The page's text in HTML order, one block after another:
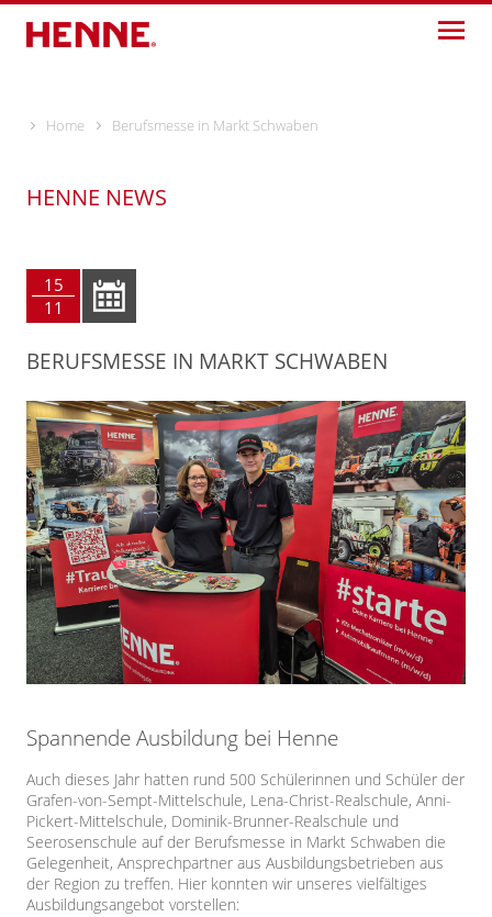
Skip
content
Home Berufsmesse in Markt Schwaben
HENNE NEWS
15
11
BERUFSMESSE IN MARKT SCHWABEN
Spannende Ausbildung bei Henne
Auch dieses Jahr hatten rund 500 Schülerinnen und Schüler der
Grafen-von-Sempt-Mittelschule, Lena-Christ-Realschule, Anni-
Pickert-Mittelschule, Dominik-Brunner-Realschule und
Seerosenschule auf der Berufsmesse in Markt Schwaben die
Gelegenheit, Ansprechpartner aus Ausbildungsbetrieben aus
der Region zu treffen. Hier konnten wir unseres vielfältiges
Ausbildungsangebot vorstellen: